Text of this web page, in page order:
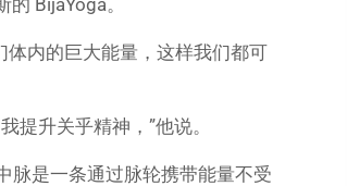
BijaYoga。
内的巨大能量，这样我们都可
提升关乎精神，”他说。
脉是一条通过脉轮携带能量不受